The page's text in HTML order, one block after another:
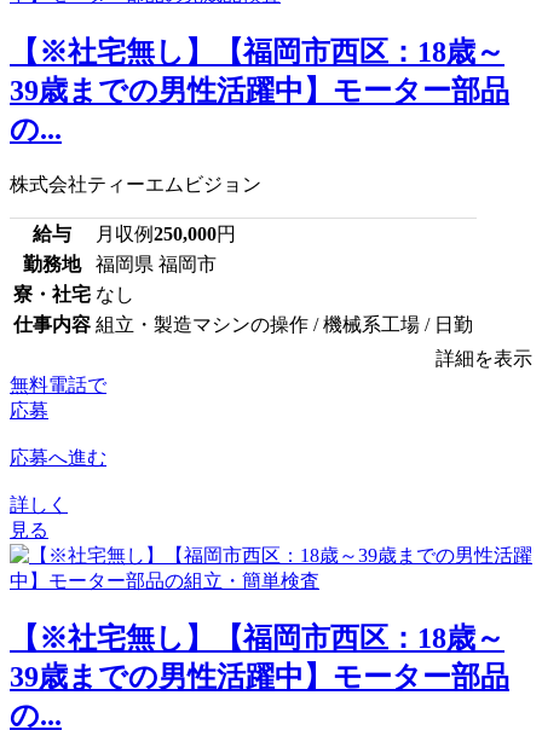
【※社宅無し】【福岡市西区：18歳～
39歳までの男性活躍中】モーター部品
の...
株式会社ティーエムビジョン
給与 月収例250,000円
勤務地
福岡県 福岡市
寮・社宅 なし
仕事内容 組立・製造マシンの操作 / 機械系工場 / 日勤
詳細を表示
無料電話で
応募
応募へ進む
詳しく
見る
【※社宅無し】【福岡市西区：18歳～
39歳までの男性活躍中】モーター部品
の...